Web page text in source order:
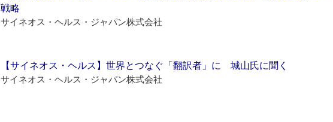
戦略
サイネオス・ヘルス・ジャパン株式会社
【サイネオス・ヘルス】世界とつなぐ「翻訳者」に 城山氏に聞く
サイネオス・ヘルス・ジャパン株式会社